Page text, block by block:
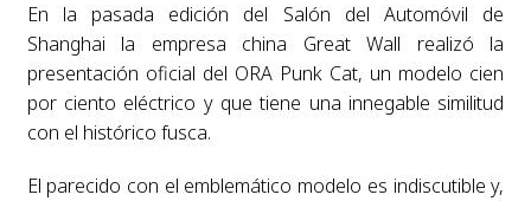
En la pasada edición del Salón del Automóvil de
Shanghai la empresa china Great Wall realizó la
presentación oficial del ORA Punk Cat, un modelo cien
por ciento eléctrico y que tiene una innegable similitud
con el histórico fusca.
El parecido con el emblemático modelo es indiscutible y,